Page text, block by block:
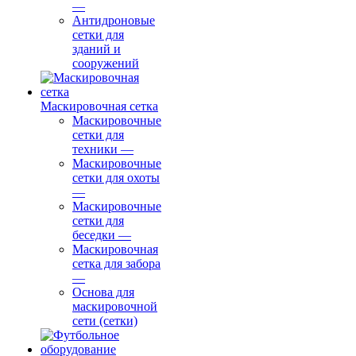
—
Антидроновые
сетки для
зданий и
сооружений
Маскировочная сетка
Маскировочные
сетки для
техники —
Маскировочные
сетки для охоты
—
Маскировочные
сетки для
беседки —
Маскировочная
сетка для забора
—
Основа для
маскировочной
сети (сетки)